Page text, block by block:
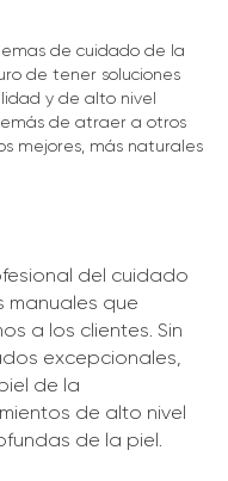
de cuidado de la
de tener soluciones
y de alto nivel
de atraer a otros
mejores, más naturales
del cuidado
manuales que
a los clientes. Sin
excepcionales,
de la
de alto nivel
de la piel.